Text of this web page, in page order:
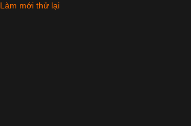
Làm mới thử lại